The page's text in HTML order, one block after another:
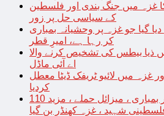
غزہ میں جنگ بندی اور فلسطین
کے سیاسی حل پر زور
گیا جو غزہ پر وحشیانہ بمباری
کر رہا ہے، امیرِ قطر
سیکنڈ میں ذیا بیطس کی تشخیص کرنے والا
اے آئی ماڈل
غزہ میں لائیو ٹریفک ڈیٹا معطل
کردیا
اسرائیل کی رات بھر بمباری ، میزائل حملے ، مزید 110
شہید ، غزہ کھنڈر بن گیا